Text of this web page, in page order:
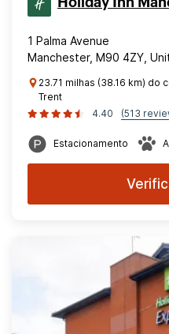
1 Palma Avenue
Manchester, M90 4ZY,
23.71 milhas (38.16 km)
Trent
4.40
(513
Estacionamento